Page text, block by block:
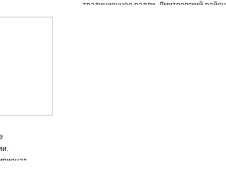
традиционное ралли. Дмитровский район